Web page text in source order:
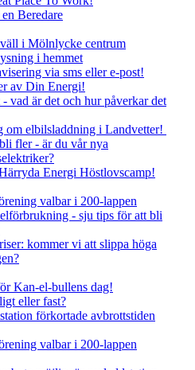
Beredare
i Mölnlycke centrum
i hemmet
via sms eller e-post!
av Din Energi!
vad är det och hur påverkar det
om elbilsladdning i Landvetter!
fler - är du vår nya
Energi Höstlovscamp!
valbar i 200-lappen
- sju tips för att bli
kommer vi att slippa höga
Kan-el-bullens dag!
eller fast?
förkortade avbrottstiden
valbar i 200-lappen